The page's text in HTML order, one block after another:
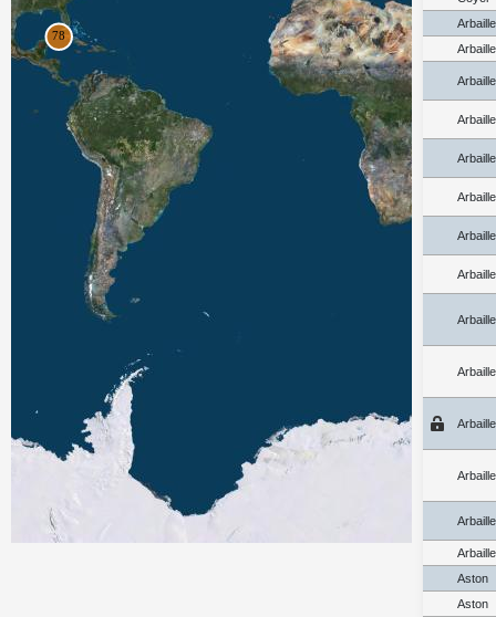
Aston
Aston